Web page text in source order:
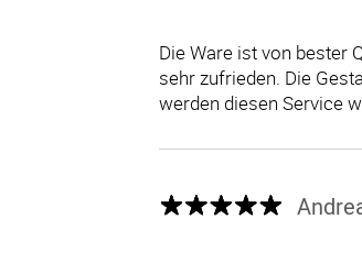
Die Ware ist von bester
sehr zufrieden. Die
werden diesen Service